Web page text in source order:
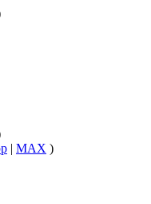
| MAX )